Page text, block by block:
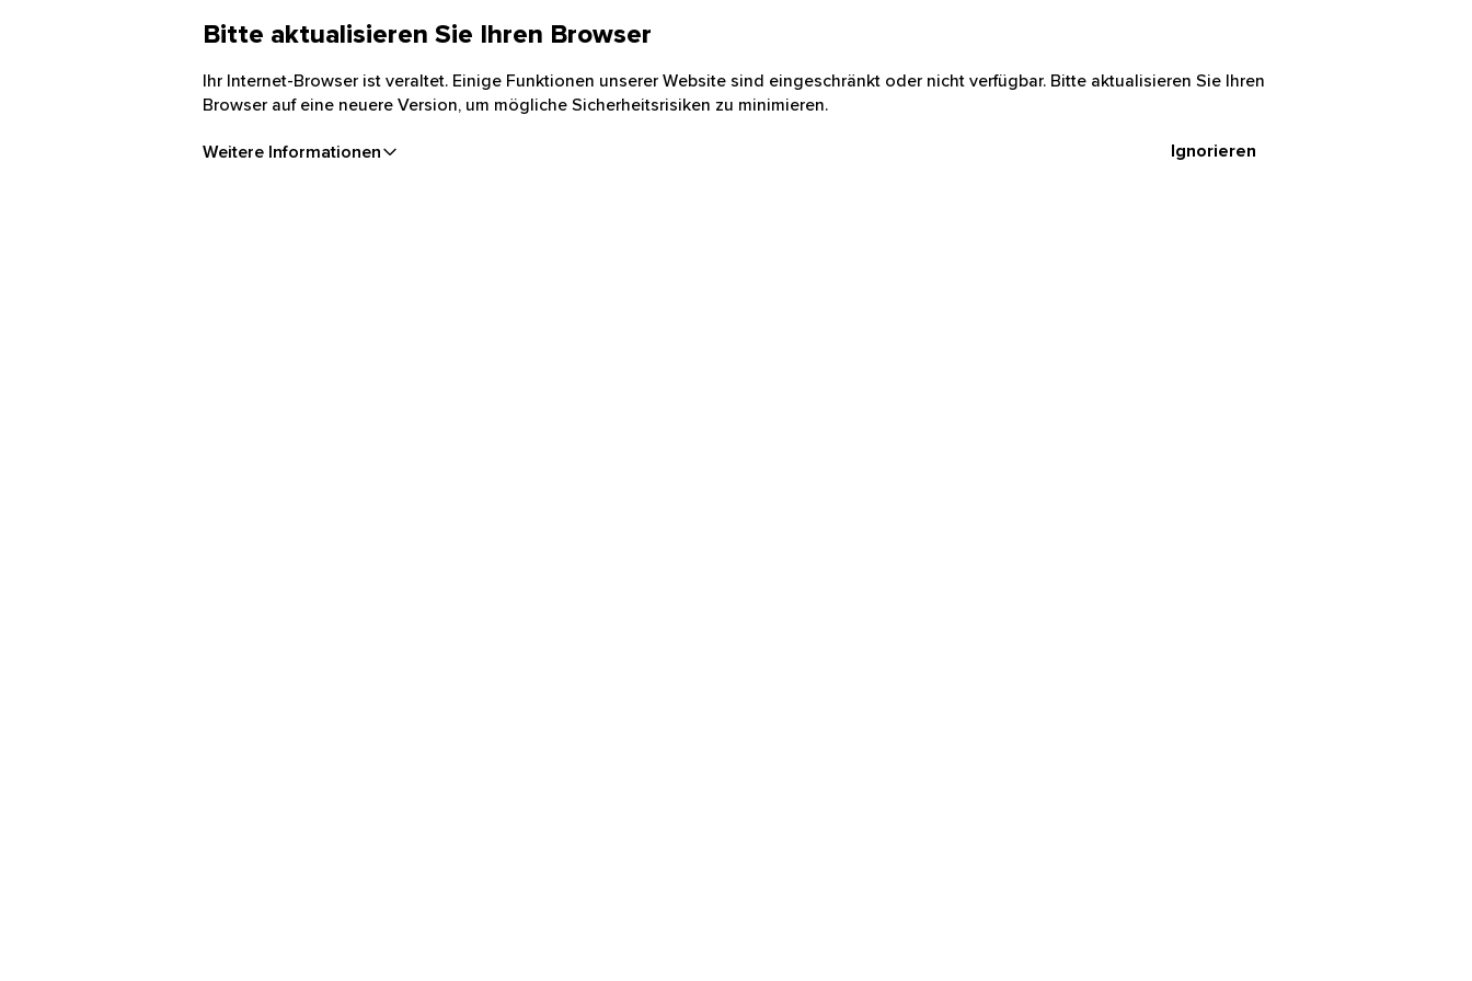
Bitte aktualisieren Sie Ihren Browser
Ihr Internet-Browser ist veraltet. Einige Funktionen unserer Website sind eingeschränkt oder nicht verfügbar. Bitte aktualisieren Sie Ihren
Browser auf eine neuere Version, um mögliche Sicherheitsrisiken zu minimieren.
Weitere Informationen Ignorieren